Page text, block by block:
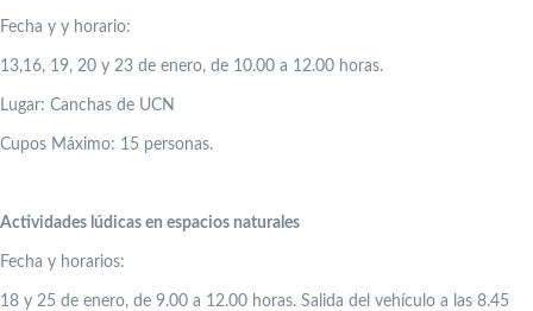
Fecha y y horario:
13,16, 19, 20 y 23 de enero, de 10.00 a 12.00 horas.
Lugar: Canchas de UCN
Cupos Máximo: 15 personas.
Actividades lúdicas en espacios naturales
Fecha y horarios:
18 y 25 de enero, de 9.00 a 12.00 horas. Salida del vehículo a las 8.45